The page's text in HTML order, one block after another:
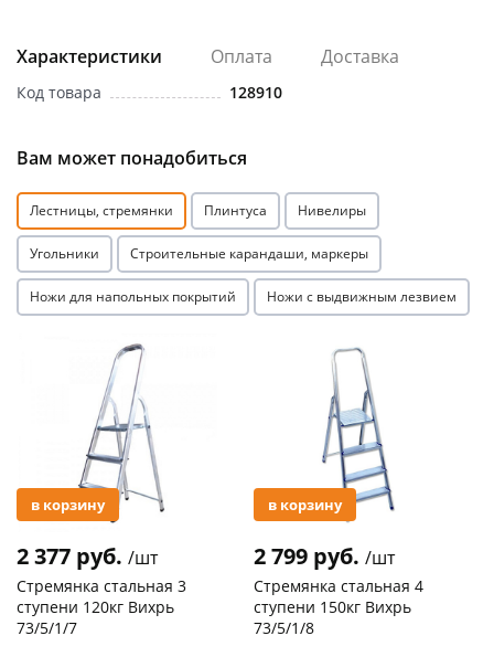
Характеристики Оплата Доставка
Код товара 128910
Вам может понадобиться
Лестницы, стремянки Плинтуса Нивелиры
Угольники Строительные карандаши, маркеры
Ножи для напольных покрытий Ножи с выдвижным лезвием
в корзину
2 377 руб. /шт
Стремянка стальная 3
ступени 120кг Вихрь
73/5/1/7
в корзину
2 799 руб. /шт
Стремянка стальная 4
ступени 150кг Вихрь
73/5/1/8
раз в 2 недели